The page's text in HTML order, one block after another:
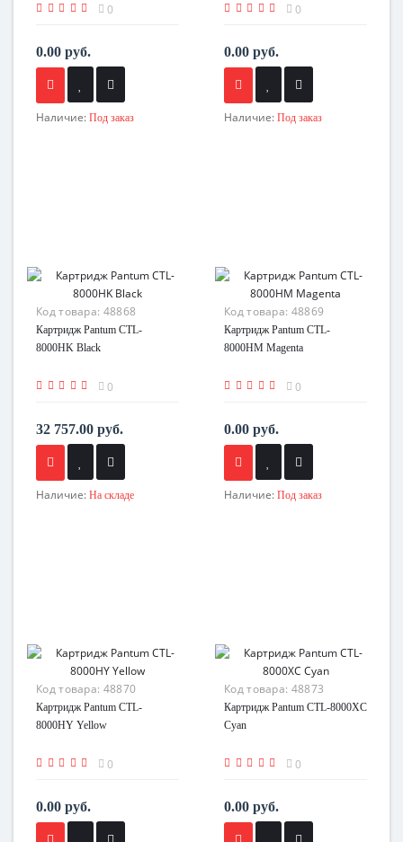
0
0.00 руб.
Наличие: Под заказ
0
0.00 руб.
Наличие: Под заказ
Код товара: 48868
Картридж Pantum CTL-
8000HK Black
0
32 757.00 руб.
Наличие: На складе
Код товара: 48869
Картридж Pantum CTL-
8000HM Magenta
0
0.00 руб.
Наличие: Под заказ
Код товара: 48870
Картридж Pantum CTL-
8000HY Yellow
0
0.00 руб.
Код товара: 48873
Картридж Pantum CTL-8000XC
Cyan
0
0.00 руб.